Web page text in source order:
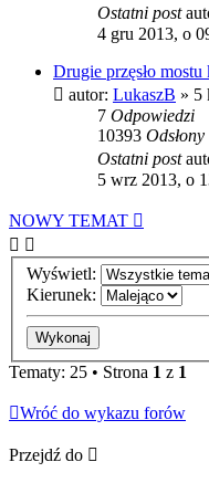
Ostatni post
4 gru 2013, o
Drugie przęsło
autor: LukaszB » 5
7 Odpowiedzi
10393 Odsłony
Ostatni post
5 wrz 2013, o
NOWY TEMAT
Wyświetl:
Kierunek:
Tematy: 25 • Strona 1 z 1
Wróć do wykazu forów
Przejdź do